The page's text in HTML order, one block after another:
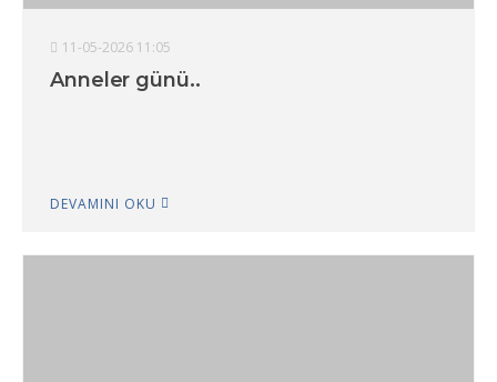
11-05-2026 11:05
Anneler günü..
DEVAMINI OKU